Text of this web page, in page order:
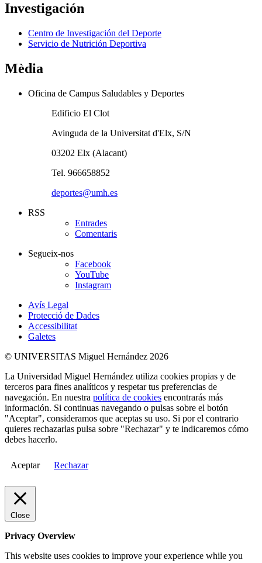
Investigación
Centro de Investigación del Deporte
Servicio de Nutrición Deportiva
Mèdia
Oficina de Campus Saludables y Deportes
Edificio El Clot
Avinguda de la Universitat d'Elx, S/N
03202 Elx (Alacant)
Tel. 966658852
deportes@umh.es
RSS
Entrades
Comentaris
Segueix-nos
Facebook
YouTube
Instagram
Avís Legal
Protecció de Dades
Accessibilitat
Galetes
© UNIVERSITAS Miguel Hernández 2026
La Universidad Miguel Hernández utiliza cookies propias y de
terceros para fines analíticos y respetar tus preferencias de
navegación. En nuestra política de cookies encontrarás más
información. Si continuas navegando o pulsas sobre el botón
"Aceptar", consideramos que aceptas su uso. Si por el contrario
quieres rechazarlas pulsa sobre "Rechazar" y te indicaremos cómo
debes hacerlo.
Aceptar Rechazar
Close
Privacy Overview
This website uses cookies to improve your experience while you